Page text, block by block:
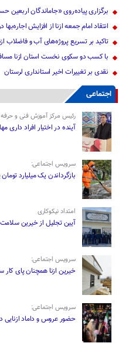
برگزاری پیاده‌روی «جاماندگان اربعین
انتقاد امام جمعه ازنا از افزایش اجاره‌بها
تاکید بر تسریع پروژه‌های آب و فاضلاب
با کسب دو سکوی نخست استان ازنا
نقدی بر تغییرات اخیر استانداری لرستان
اجتماعی
رئیس مرکز آموزش فنی و حرفه
آینده در اختیار افراد داری
سرویس اجتماعی:
بازگرداندن یک میلیارد
امتداد نیکوکاری
آیین تجلیل از خیرین
سرویس اجتماعی:
خیرین ازنا همچنان پای
سرویس اجتماعی:
حضور عروس و داماد ازنایی